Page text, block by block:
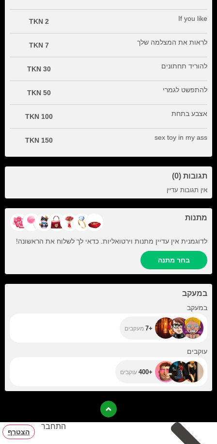
If you like
2 TKN
לראות את המצלמה שלך 7 TKN
להוריד תחתונים 30 TKN
להתפשט לגמרי 50 TKN
אצבע בתחת 100 TKN
sex toy in my ass
150 TKN
תגובות (0)
אין תגובות עדיין
מתנות
לדוגמנית אין עדיין מתנות וירטואליות. כדאי לך לשלוח את הראשונה!
בחר מתנה
במעקב
במעקב
+7 מעקבים
עוקבים
+400 עוקבים
התחבר
הצטרף